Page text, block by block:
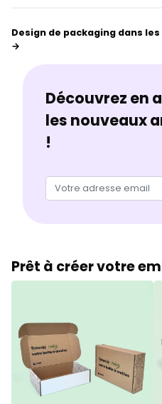
Design de packaging dans
→
Découvrez en
les nouveaux
!
Prêt à créer votre